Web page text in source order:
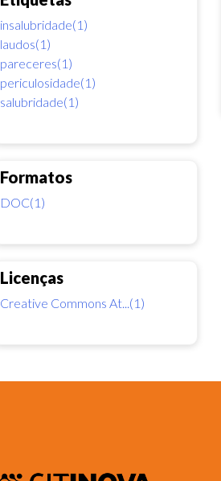
insalubridade(1)
laudos(1)
pareceres(1)
periculosidade(1)
salubridade(1)
Formatos
DOC(1)
Licenças
Creative Commons At...(1)